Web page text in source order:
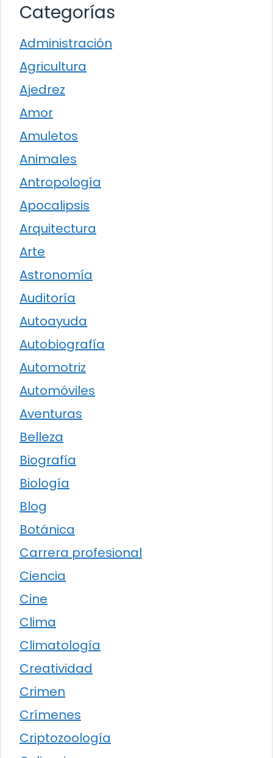
Categorías
Administración
Agricultura
Ajedrez
Amor
Amuletos
Animales
Antropología
Apocalipsis
Arquitectura
Arte
Astronomía
Auditoría
Autoayuda
Autobiografía
Automotriz
Automóviles
Aventuras
Belleza
Biografía
Biología
Blog
Botánica
Carrera profesional
Ciencia
Cine
Clima
Climatología
Creatividad
Crimen
Crímenes
Criptozoología